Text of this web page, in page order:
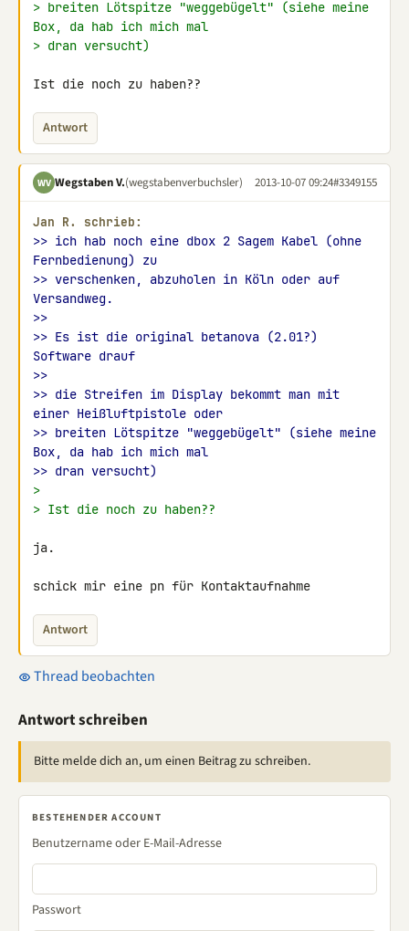
> breiten Lötspitze "weggebügelt" (siehe meine
Box, da hab ich mich mal
> dran versucht)
Ist die noch zu haben??
Antwort
WV Wegstaben V.(wegstabenverbuchsler) 2013-10-07 09:24#3349155
Jan R. schrieb:
>> ich hab noch eine dbox 2 Sagem Kabel (ohne
Fernbedienung) zu
>> verschenken, abzuholen in Köln oder auf
Versandweg.
>>
>> Es ist die original betanova (2.01?)
Software drauf
>>
>> die Streifen im Display bekommt man mit
einer Heißluftpistole oder
>> breiten Lötspitze "weggebügelt" (siehe meine
Box, da hab ich mich mal
>> dran versucht)
>
> Ist die noch zu haben??
ja.
schick mir eine pn für Kontaktaufnahme
Antwort
Thread beobachten
Antwort schreiben
Bitte melde dich an, um einen Beitrag zu schreiben.
BESTEHENDER ACCOUNT
Benutzername oder E-Mail-Adresse
Passwort